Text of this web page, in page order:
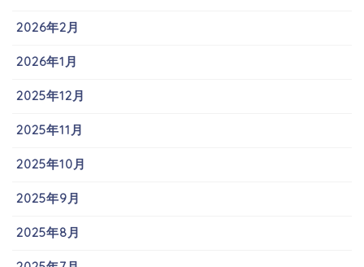
2026年2月
2026年1月
2025年12月
2025年11月
2025年10月
2025年9月
2025年8月